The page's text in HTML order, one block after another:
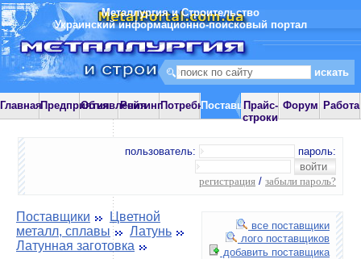
Металлургия и Строительство
Украинский информационно-поисковый портал
ГлавнаяПредприятияОбъявления
РейтингПотребностиПоставщики
Прайс-
строки
Форум Работа
пользователь: пароль:
регистрация / забыли пароль?
все поставщики
лого поставщиков
добавить поставщика
Поставщики
Цветной
металл, сплавы
Латунь
Латунная заготовка